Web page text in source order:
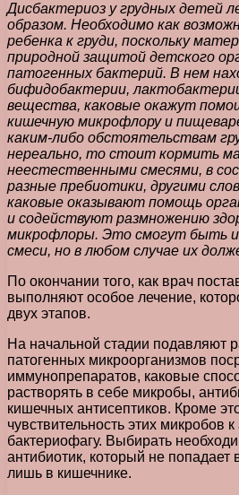
Дисбактериоз у грудных детей
образом. Необходимо как
ребенка к груди, поскольку
природной защитой детского
патогенных бактерий. В нем
бифидобактерии,
вещества, каковые окажут
кишечную микрофлору и
каким-либо обстоятельствам
нереально, то стоит кормить
неестественными смесями, в
разные пребиотики, другими
каковые оказывают помощь
и содействуют размножению
микрофлоры. Это смогут быть и
смеси, но в любом случае их
По окончании того, как врач
выполняют особое лечение,
двух этапов.
На начальной стадии подавляют
патогенных микроорганизмов
иммунопрепаратов, каковые
растворять в себе микробы,
кишечных антисептиков. Кроме
чувствительность этих микробов
бактериофагу. Выбирать
антибиотик, который не попадает
лишь в кишечнике.